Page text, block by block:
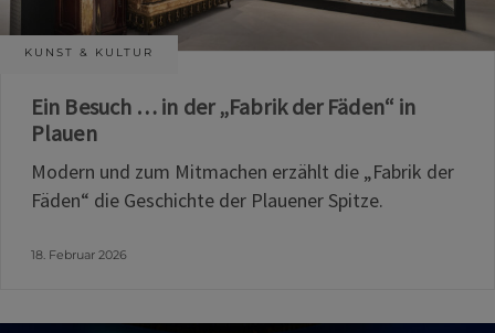
KUNST & KULTUR
Ein Besuch … in der „Fabrik der Fäden“ in
Plauen
Modern und zum Mitmachen erzählt die „Fabrik der
Fäden“ die Geschichte der Plauener Spitze.
18. Februar 2026